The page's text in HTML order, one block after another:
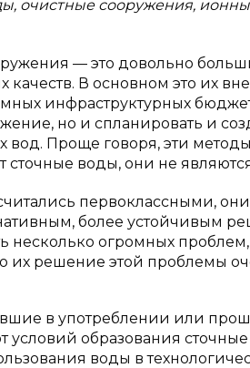
очистные сооружения,
— это довольно
качеств. В основном это их
инфраструктурных
но и спланировать и
вод. Проще говоря, эти
сточные воды, они не
первоклассными,
более устойчивым
несколько огромных
их решение этой проблемы
в употреблении или
условий образования
воды в